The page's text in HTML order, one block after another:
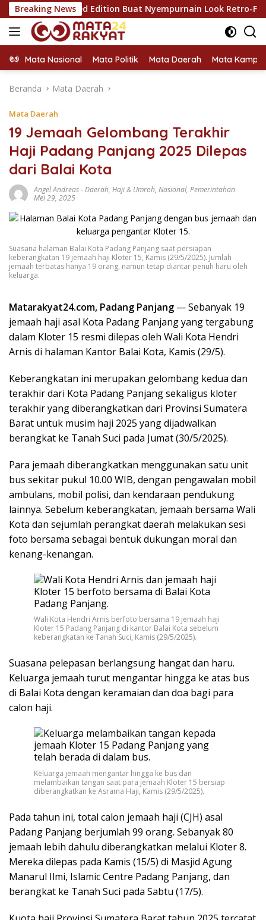
Langsung
ke
konten
Breaking News
Edition Buat Nyempurnain Look Retro-Future Lo
Mata Nasional Mata Politik Mata Daerah Mata
Beranda Mata Daerah
Mata Daerah
19 Jemaah Gelombang Terakhir
Haji Padang Panjang 2025 Dilepas
dari Balai Kota
Angel Andreas-Daerah, Haji & Umroh, Nasional, Pemerintahan
Mei 29, 2025
Suasana halaman Balai Kota Padang Panjang saat persiapan
keberangkatan 19 jemaah haji Kloter 15, Kamis (29/5/2025). Jumlah
jemaah terbatas hanya 19 orang, namun tetap diantar penuh haru oleh
keluarga.
Matarakyat24.com, Padang Panjang —Sebanyak 19
jemaah haji asal Kota Padang Panjang yang tergabung
dalam Kloter 15 resmi dilepas oleh Wali Kota Hendri
Arnis di halaman Kantor Balai Kota, Kamis (29/5).
Keberangkatan ini merupakan gelombang kedua dan
terakhir dari Kota Padang Panjang sekaligus kloter
terakhir yang diberangkatkan dari Provinsi Sumatera
Barat untuk musim haji 2025 yang dijadwalkan
berangkat ke Tanah Suci pada Jumat (30/5/2025).
Para jemaah diberangkatkan menggunakan satu unit
bus sekitar pukul 10.00 WIB, dengan pengawalan mobil
ambulans, mobil polisi, dan kendaraan pendukung
lainnya. Sebelum keberangkatan, jemaah bersama Wali
Kota dan sejumlah perangkat daerah melakukan sesi
foto bersama sebagai bentuk dukungan moral dan
kenang-kenangan.
Wali Kota Hendri Arnis berfoto bersama 19 jemaah haji
Kloter 15 Padang Panjang di kantor Balai Kota sebelum
keberangkatan ke Tanah Suci, Kamis (29/5/2025).
Suasana pelepasan berlangsung hangat dan haru.
Keluarga jemaah turut mengantar hingga ke atas bus
di Balai Kota dengan keramaian dan doa bagi para
calon haji.
Keluarga jemaah mengantar hingga ke bus dan
melambaikan tangan saat para jemaah Kloter 15 bersiap
diberangkatkan ke Asrama Haji, Kamis (29/5/2025).
Pada tahun ini, total calon jemaah haji (CJH) asal
Padang Panjang berjumlah 99 orang. Sebanyak 80
jemaah lebih dahulu diberangkatkan melalui Kloter 8.
Mereka dilepas pada Kamis (15/5) di Masjid Agung
Manarul Ilmi, Islamic Centre Padang Panjang, dan
berangkat ke Tanah Suci pada Sabtu (17/5).